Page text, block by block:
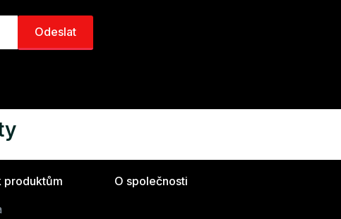
produktům
O společnosti